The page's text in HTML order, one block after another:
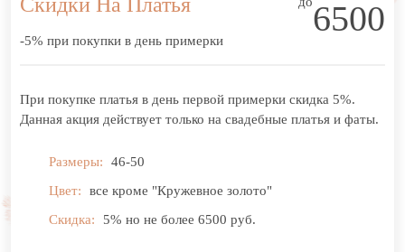
-5% при покупки в день примерки
6500
При покупке платья в день первой примерки скидка 5%.
Данная акция действует только на свадебные платья и фаты.
Размеры:
46-50
Цвет:
все кроме "Кружевное золото"
Скидка:
5% но не более 6500 руб.